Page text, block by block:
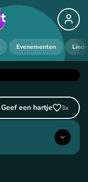
Evenementen
Geef een hartje 3x